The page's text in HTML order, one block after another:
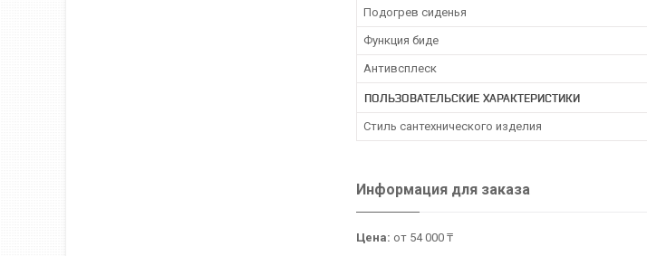
Подогрев сиденья
Функция биде
Антивсплеск
ПОЛЬЗОВАТЕЛЬСКИЕ ХАРАКТЕРИСТИКИ
Стиль сантехнического изделия
Информация для заказа
Цена: от 54 000 ₸